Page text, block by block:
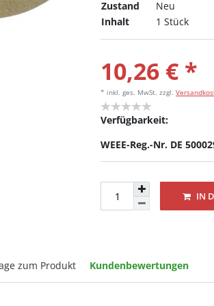
Zustand
Neu
Inhalt
1 Stück
10,26 € *
* inkl. ges. MwSt. zzgl.
Verfügbarkeit:
WEEE-Reg.-Nr. DE
IN
zum Produkt Kundenbewertungen